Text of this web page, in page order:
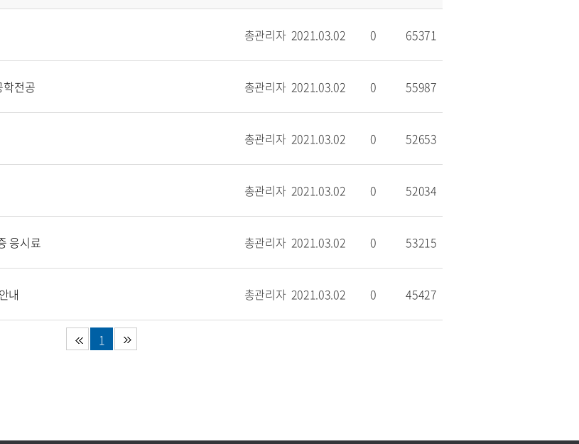
총관리자 2021.03.02 0 65371
전공 총관리자 2021.03.02 0 55987
총관리자 2021.03.02 0 52653
총관리자 2021.03.02 0 52034
응시료 총관리자 2021.03.02 0 53215
내 총관리자 2021.03.02 0 45427
1